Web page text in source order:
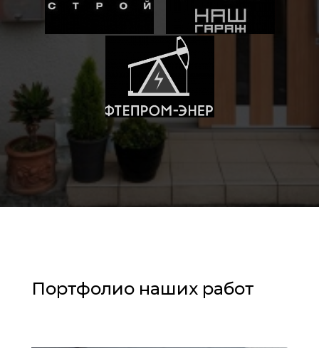
Портфолио наших работ